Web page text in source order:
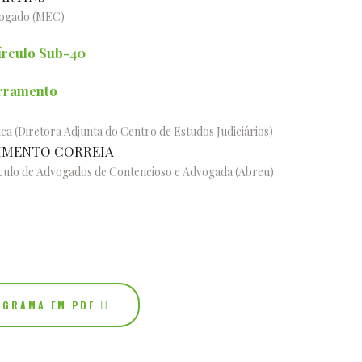
(MEC)
Sub-40
(Diretora Adjunta do Centro de Estudos Judiciários)
CORREIA
de Advogados de Contencioso e Advogada (Abreu)
EM PDF